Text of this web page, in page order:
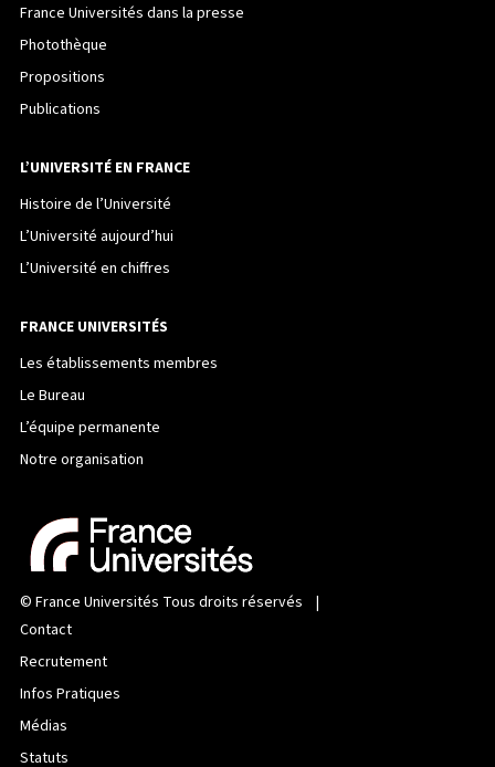
France Universités dans la presse
Photothèque
Propositions
Publications
L’UNIVERSITÉ EN FRANCE
Histoire de l’Université
L’Université aujourd’hui
L’Université en chiffres
FRANCE UNIVERSITÉS
Les établissements membres
Le Bureau
L’équipe permanente
Notre organisation
© France Universités Tous droits réservés |
Contact
Recrutement
Infos Pratiques
Médias
Statuts